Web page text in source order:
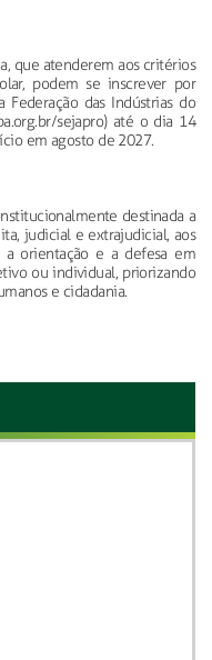
que atenderem aos critérios
podem se inscrever por
das Indústrias do
sejapro) até o dia 14
em agosto de 2027.
destinada a
judicial e extrajudicial, aos
a orientação e a defesa em
ou individual, priorizando
e cidadania.